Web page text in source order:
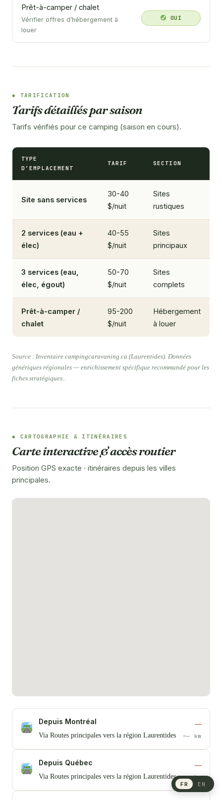
Prêt-à-camper / chalet
Vérifier offres d’hébergement à
louer
OUI
TARIFICATION
Tarifs détaillés par saison
Tarifs vérifiés pour ce camping (saison en cours).
TYPE
D’EMPLACEMENT
TARIF SECTION
Site sans services
30-40
$/nuit
Sites
rustiques
2 services (eau +
élec)
40-55
$/nuit
Sites
principaux
3 services (eau,
élec, égout)
50-70
$/nuit
Sites
complets
Prêt-à-camper /
chalet
95-200
$/nuit
Hébergement
à louer
Source : Inventaire campingcaravaning.ca (Laurentides). Données
génériques régionales — enrichissement spécifique recommandé pour les
fiches stratégiques..
CARTOGRAPHIE & ITINÉRAIRES
Carte interactive & accès routier
Position GPS exacte · itinéraires depuis les villes
principales.
Depuis Montréal
Via Routes principales vers la région Laurentides
—
~— km
Depuis Québec
Via Routes principales vers la région Laurentides
—
~— km
FR EN